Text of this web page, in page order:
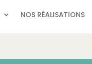
NOS RÉALISATIONS